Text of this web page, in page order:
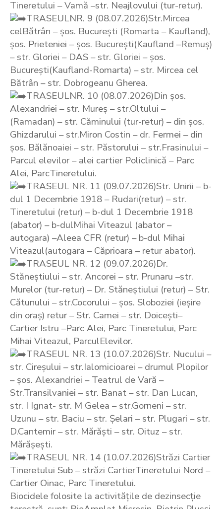
Tineretului – Vamă –str. Neajlovului (tur-retur).
TRASEULNR. 9 (08.07.2026)Str.Mircea
celBătrân – șos. București (Romarta – Kaufland),
șos. Prieteniei – șos. București(Kaufland –Remuș)
– str. Gloriei – DAS – str. Gloriei – șos.
București(Kaufland-Romarta) – str. Mircea cel
Bătrân – str. Dobrogeanu Gherea.
TRASEULNR. 10 (08.07.2026)Din șos.
Alexandriei – str. Mureș – str.Oltului –
(Ramadan) – str. Căminului (tur-retur) – din șos.
Ghizdarului – str.Miron Costin – dr. Fermei – din
șos. Bălănoaiei – str. Păstorului – str.Frasinului –
Parcul elevilor – alei cartier Policlinică – Parc
Alei, ParcTineretului.
TRASEUL NR. 11 (09.07.2026)Str. Unirii – b-
dul 1 Decembrie 1918 – Rudari(retur) – str.
Tineretului (retur) – b-dul 1 Decembrie 1918
(abator) – b-dulMihai Viteazul (abator –
autogara) –Aleea CFR (retur) – b-dul Mihai
Viteazul(autogara – Căprioara – retur abator).
TRASEUL NR. 12 (09.07.2026)Dr.
Stăneștiului – str. Ancorei – str. Prunaru –str.
Murelor (tur-retur) – Dr. Stăneștiului (retur) – Str.
Cătunului – str.Cocorului – șos. Sloboziei (ieșire
din oraș) retur – Str. Camei – str. Doicești–
Cartier Istru –Parc Alei, Parc Tineretului, Parc
Mihai Viteazul, ParculElevilor.
TRASEUL NR. 13 (10.07.2026)Str. Nucului –
str. Cireșului – str.Ialomicioarei – drumul Plopilor
– șos. Alexandriei – Teatrul de Vară –
Str.Transilvaniei – str. Banat – str. Dan Lucan,
str. I Ignat- str. M Gelea – str.Gorneni – str.
Uzunu – str. Baciu – str. Șelari – str. Plugari – str.
D.Cantemir – str. Mărăști – str. Oituz – str.
Mărășești.
TRASEUL NR. 14 (10.07.2026)Străzi Cartier
Tineretului Sub – străzi CartierTineretului Nord –
Cartier Oinac, Parc Tineretului.
Biocidele folosite la activitățile de dezinsecție